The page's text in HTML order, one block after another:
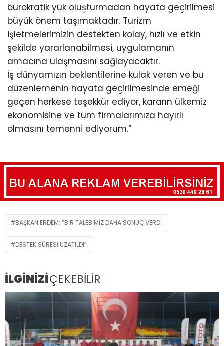
bürokratik yük oluşturmadan hayata geçirilmesi
büyük önem taşımaktadır. Turizm
işletmelerimizin destekten kolay, hızlı ve etkin
şekilde yararlanabilmesi, uygulamanın
amacına ulaşmasını sağlayacaktır.
İş dünyamızın beklentilerine kulak veren ve bu
düzenlemenin hayata geçirilmesinde emeği
geçen herkese teşekkür ediyor, kararın ülkemiz
ekonomisine ve tüm firmalarımıza hayırlı
olmasını temenni ediyorum.”
BAŞKAN ERDEM: “BİR TALEBİMİZ DAHA SONUÇ VERDİ
DESTEK SÜRESİ UZATILDI”
İLGİNİZİÇEKEBİLİR